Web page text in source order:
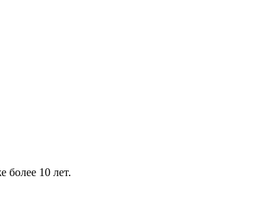
10 лет.